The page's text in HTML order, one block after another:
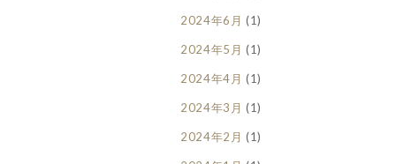
2024年6月 (1)
2024年5月 (1)
2024年4月 (1)
2024年3月 (1)
2024年2月 (1)